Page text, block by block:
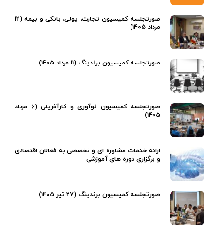
صورتجلسه کمیسیون تجارت، پولی، بانکی و بیمه (12
مرداد 1405)
صورتجلسه کمیسیون برندینگ (11 مرداد 1405)
صورتجلسه کمیسیون نوآوری و کارآفرینی (6 مرداد
1405)
ارائه خدمات مشاوره ای و تخصصی به فعالان اقتصادی
و برگزاری دوره های آموزشی
صورتجلسه کمیسیون برندینگ (27 تیر 1405)